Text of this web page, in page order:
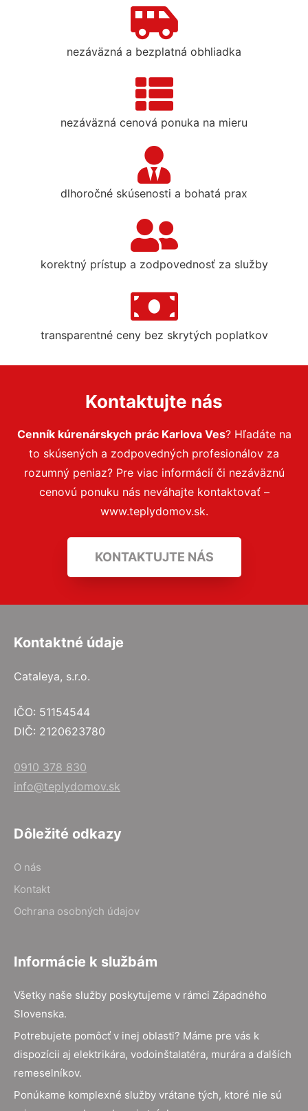
nezáväzná a bezplatná obhliadka
nezáväzná cenová ponuka na mieru
dlhoročné skúsenosti a bohatá prax
korektný prístup a zodpovednosť za služby
transparentné ceny bez skrytých poplatkov
Kontaktujte nás
Cenník kúrenárskych prác Karlova Ves? Hľadáte na
to skúsených a zodpovedných profesionálov za
rozumný peniaz? Pre viac informácií či nezáväznú
cenovú ponuku nás neváhajte kontaktovať –
www.teplydomov.sk.
KONTAKTUJTE NÁS
Kontaktné údaje
Cataleya, s.r.o.
IČO: 51154544
DIČ: 2120623780
0910 378 830
info@teplydomov.sk
Dôležité odkazy
O nás
Kontakt
Ochrana osobných údajov
Informácie k službám
Všetky naše služby poskytujeme v rámci Západného
Slovenska.
Potrebujete pomôcť v inej oblasti? Máme pre vás k
dispozícii aj elektrikára, vodoinštalatéra, murára a ďalších
remeselníkov.
Ponúkame komplexné služby vrátane tých, ktoré nie sú